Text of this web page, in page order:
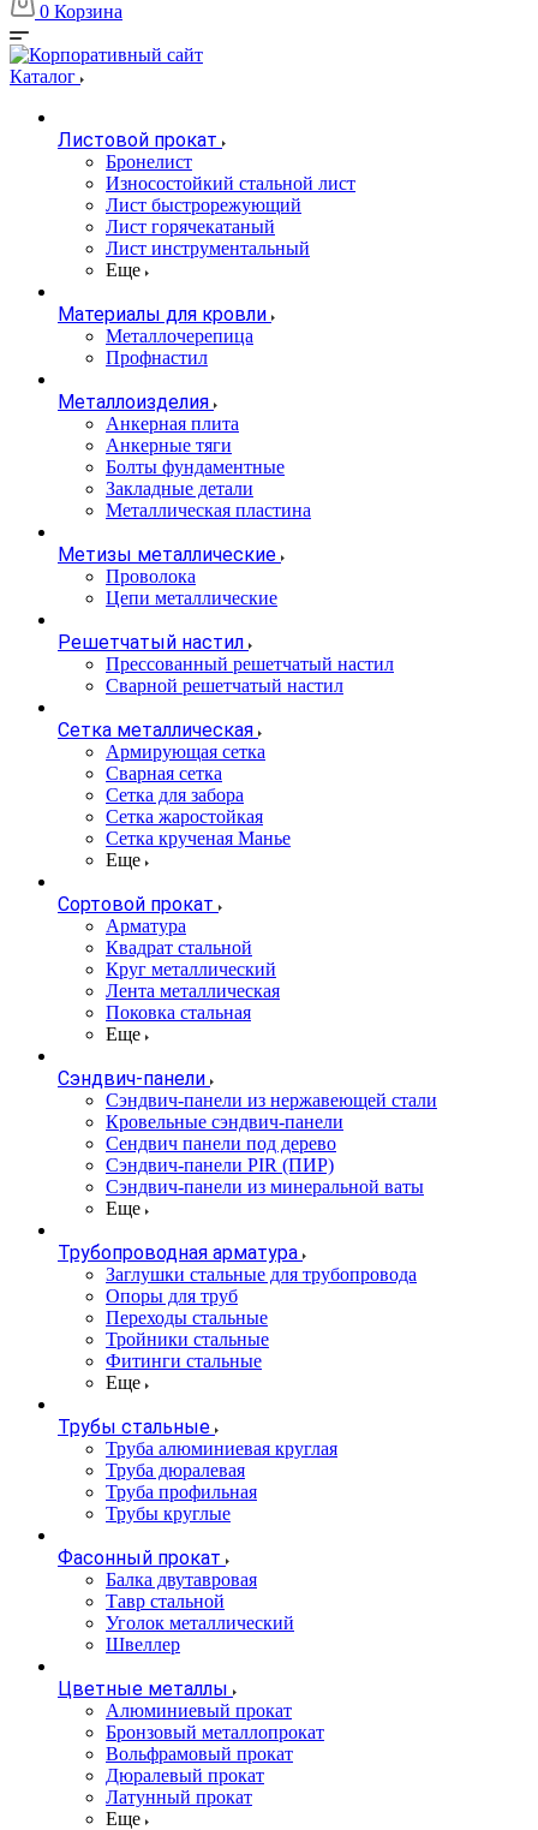
0 Корзина
Каталог
Листовой прокат
Бронелист
Износостойкий стальной лист
Лист быстрорежующий
Лист горячекатаный
Лист инструментальный
Еще
Материалы для кровли
Металлочерепица
Профнастил
Металлоизделия
Анкерная плита
Анкерные тяги
Болты фундаментные
Закладные детали
Металлическая пластина
Метизы металлические
Проволока
Цепи металлические
Решетчатый настил
Прессованный решетчатый настил
Сварной решетчатый настил
Сетка металлическая
Армирующая сетка
Сварная сетка
Сетка для забора
Сетка жаростойкая
Сетка крученая Манье
Еще
Сортовой прокат
Арматура
Квадрат стальной
Круг металлический
Лента металлическая
Поковка стальная
Еще
Сэндвич-панели
Cэндвич-панели из нержавеющей стали
Кровельные сэндвич-панели
Сендвич панели под дерево
Сэндвич-панели PIR (ПИР)
Сэндвич-панели из минеральной ваты
Еще
Трубопроводная арматура
Заглушки стальные для трубопровода
Опоры для труб
Переходы стальные
Тройники стальные
Фитинги стальные
Еще
Трубы стальные
Труба алюминиевая круглая
Труба дюралевая
Труба профильная
Трубы круглые
Фасонный прокат
Балка двутавровая
Тавр стальной
Уголок металлический
Швеллер
Цветные металлы
Алюминиевый прокат
Бронзовый металлопрокат
Вольфрамовый прокат
Дюралевый прокат
Латунный прокат
Еще